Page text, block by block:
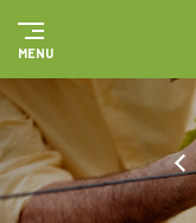
MENU
Panneau de gestion